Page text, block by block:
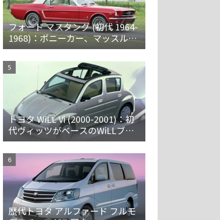
フォード マスタング (初代 1964-
1968)：ポニーカー、マッスルカ
ーの愛称で親しまれ大ヒット
トヨタ WiLL Vi (2000-2001)：初
代ヴィッツがベースのWiLLブラ
ンド第一弾 [NCP19]
歴代トヨタ アルファード フルモ